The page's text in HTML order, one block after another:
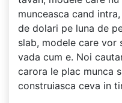
munceasca cand
de dolari pe luna de
slab, modele care vor
vada cum e. Noi
carora le plac munca
construiasca ceva in